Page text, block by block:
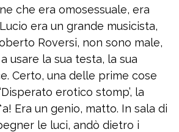
che era omosessuale, era
era un grande musicista,
Roversi, non sono male,
usare la sua testa, la sua
Certo, una delle prime cose
erotico stomp’, la
Era un genio, matto. In sala di
le luci, andò dietro i